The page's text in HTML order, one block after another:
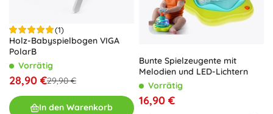
(1)
Holz-Babyspielbogen VIGA
PolarB
Vorrätig
28,90 €29,90 €
In den Warenkorb
Bunte Spielzeugente mit
Melodien und LED-Lichtern
Vorrätig
16,90 €